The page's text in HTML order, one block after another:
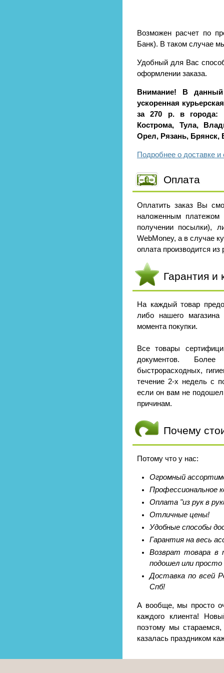
Возможен расчет по
Банк). В таком случае
Удобный для Вас
оформлении заказа.
Внимание! В данный
ускоренная
за 270 р. в города:
Кострома, Тула,
Орел, Рязань, Брянск,
Подробнее о доставке и
Оплата
Оплатить заказ Вы
наложенным платежом
получении посылки),
WebMoney, а в случае
оплата производится из
Гарантия и
На каждый товар
либо нашего
момента покупки.
Все товары
документов.
быстрорасходных,
течение 2-х недель с
если он вам не
причинам.
Почему
Потому что у нас:
Огромный
Профессиональное
Оплата "из рук в
Отличные цены!
Удобные способы
Гарантия на весь
Возврат товара в
подошел или просто
Доставка по всей
Спб!
А вообще, мы просто
каждого клиента!
поэтому мы
казалась праздником